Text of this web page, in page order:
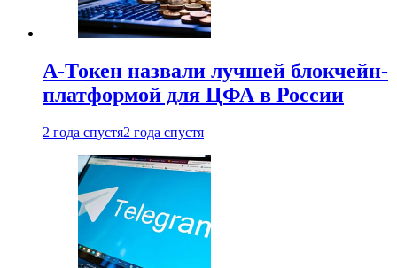
А-Токен назвали лучшей блокчейн-
платформой для ЦФА в России
2 года спустя2 года спустя